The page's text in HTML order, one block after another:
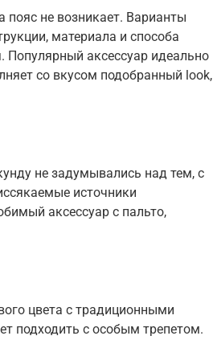
пояс не возникает. Варианты
материала и способа
Популярный аксессуар идеально
со вкусом подобранный look,
не задумывались над тем, с
источники
аксессуар с пальто,
цвета с традиционными
подходить с особым трепетом.